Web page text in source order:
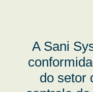
A Sani
do setor